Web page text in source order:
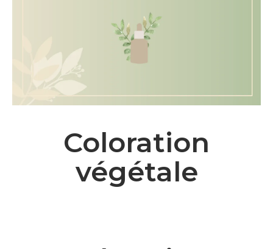
Coloration
végétale